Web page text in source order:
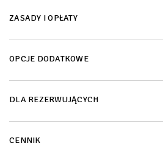
ZASADY I OPŁATY
OPCJE DODATKOWE
DLA REZERWUJĄCYCH
CENNIK